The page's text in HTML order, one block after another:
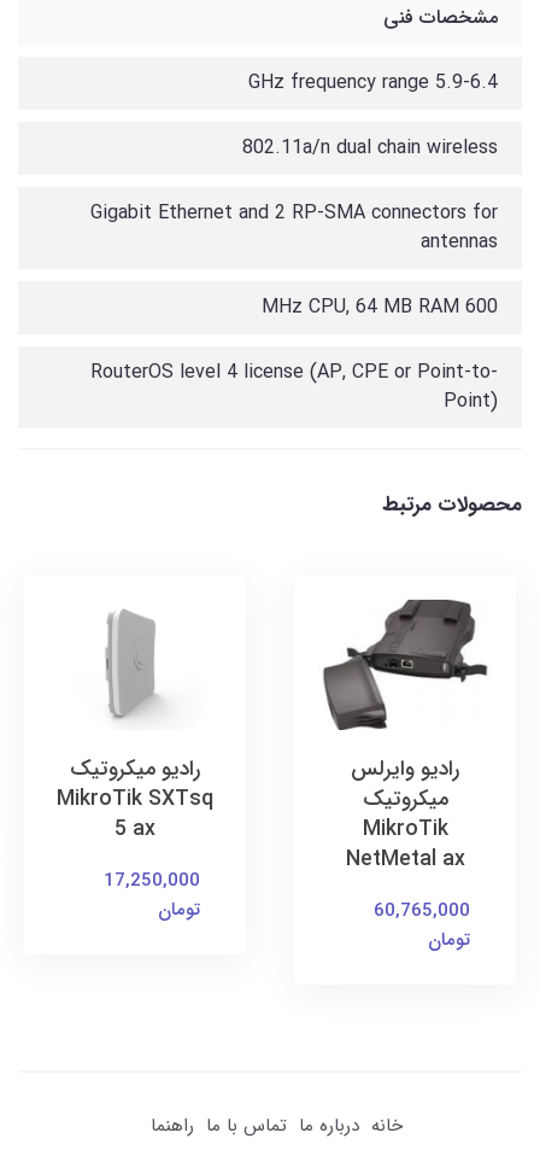
مشخصات فنی
5.9-6.4 GHz frequency range
802.11a/n dual chain wireless
Gigabit Ethernet and 2 RP-SMA connectors for
antennas
600 MHz CPU, 64 MB RAM
RouterOS level 4 license (AP, CPE or Point-to-
Point)
محصولات مرتبط
رادیو وایرلس
میکروتیک
MikroTik
NetMetal ax
60,765,000
تومان
رادیو میکروتیک
MikroTik SXTsq
5 ax
17,250,000
تومان
خانه درباره ما تماس با ما راهنما